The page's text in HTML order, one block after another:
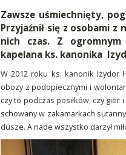
Zawsze uśmiechnięty,
Przyjaźnił się z osobami z
nich czas. Z ogromnym
kapelana ks. kanonika
W 2012 roku ks. kanonik Izydor
obozy z podopiecznymi i
czy to podczas posiłków, czy gier
schowany w zakamarkach
dusze. A nade wszystko darzył